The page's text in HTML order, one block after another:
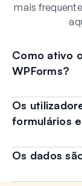
mais
Como ativo
WPForms?
Os
formulários
Os dados